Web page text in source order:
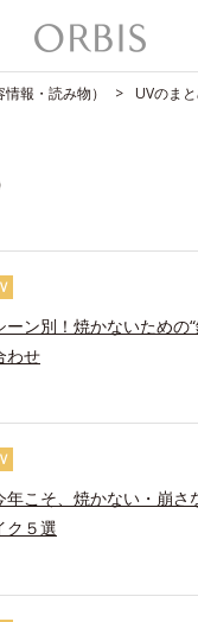
報・読み物） UVのま
ーン別！焼かないための
わせ
年こそ、焼かない・崩さ
ク５選